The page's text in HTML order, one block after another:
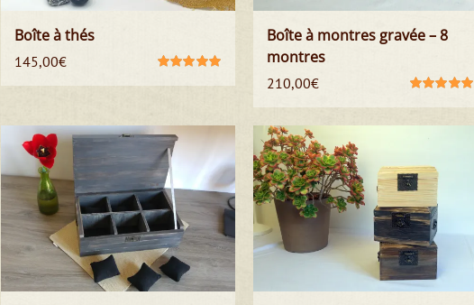
Boîte à thés
145,00€
Boîte à montres gravée – 8
montres
210,00€